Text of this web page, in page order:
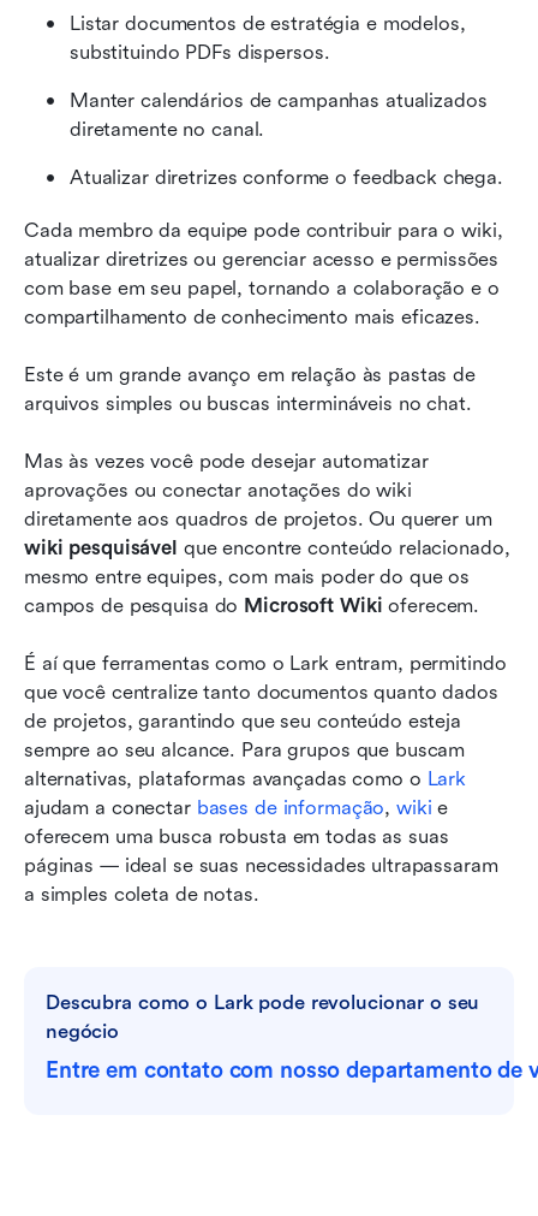
Listar documentos de estratégia e modelos,
substituindo PDFs dispersos.
Manter calendários de campanhas atualizados
diretamente no canal.
Atualizar diretrizes conforme o feedback chega.
Cada membro da equipe pode contribuir para o wiki,
atualizar diretrizes ou gerenciar acesso e permissões
com base em seu papel, tornando a colaboração e o
compartilhamento de conhecimento mais eficazes.
Este é um grande avanço em relação às pastas de
arquivos simples ou buscas intermináveis no chat.
Mas às vezes você pode desejar automatizar
aprovações ou conectar anotações do wiki
diretamente aos quadros de projetos. Ou querer um
wiki pesquisável que encontre conteúdo relacionado,
mesmo entre equipes, com mais poder do que os
campos de pesquisa do Microsoft Wiki oferecem.
É aí que ferramentas como o Lark entram, permitindo
que você centralize tanto documentos quanto dados
de projetos, garantindo que seu conteúdo esteja
sempre ao seu alcance. Para grupos que buscam
alternativas, plataformas avançadas como o Lark
ajudam a conectar bases de informação, wiki e
oferecem uma busca robusta em todas as suas
páginas — ideal se suas necessidades ultrapassaram
a simples coleta de notas.
Descubra como o Lark pode revolucionar o seu
negócio
Entre em contato com nosso departamento de